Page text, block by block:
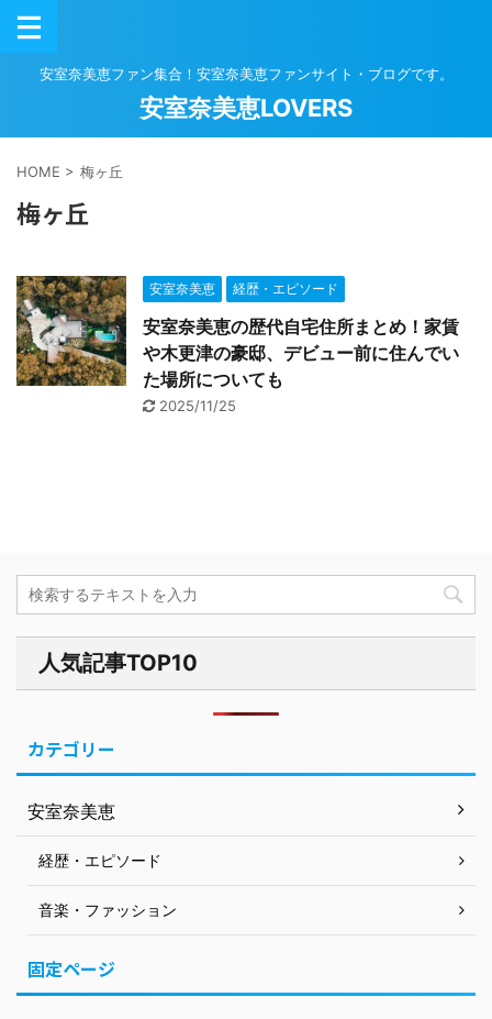
安室奈美恵ファン集合！安室奈美恵ファンサイト・ブログです。
安室奈美恵LOVERS
HOME > 梅ヶ丘
梅ヶ丘
安室奈美恵 経歴・エピソード
安室奈美恵の歴代自宅住所まとめ！家賃
や木更津の豪邸、デビュー前に住んでい
た場所についても
2025/11/25
人気記事TOP10
カテゴリー
安室奈美恵
経歴・エピソード
音楽・ファッション
固定ページ